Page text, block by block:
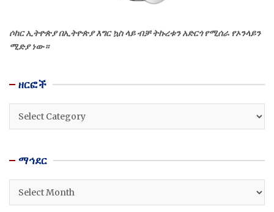
ሶከር ኢትዮጵያ በኢትዮጵያ እግር ኳስ ላይ ብቻ ትኩረቱን አድርጎ የሚሰራ የኦንላይን
ሚድያ ነው።
ዘርፎች
ዘርፎች
ማኅደር
ማኅደር